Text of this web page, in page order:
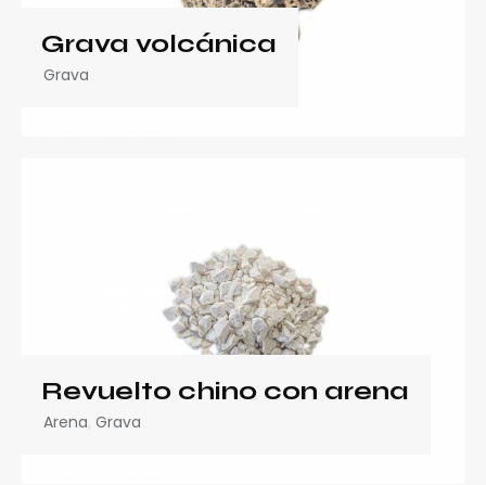
Grava volcánica
Grava
Revuelto chino con arena
Arena, Grava